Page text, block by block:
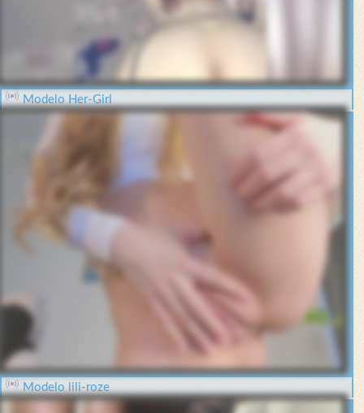
Modelo Her-Girl
Modelo lili-roze